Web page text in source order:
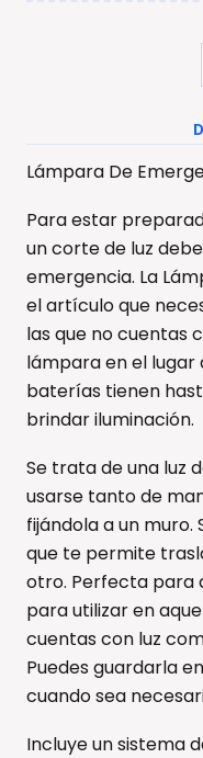
Lámpara De
Para estar
un corte de luz
emergencia. La
el artículo que
las que no cuentas
lámpara en el lugar
baterías tienen
brindar iluminación.
Se trata de una luz
usarse tanto de
fijándola a un
que te permite
otro. Perfecta para
para utilizar en
cuentas con luz
Puedes guardarla
cuando sea
Incluye un sistema